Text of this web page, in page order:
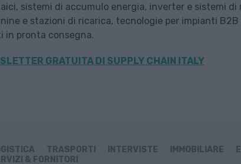
sistemi di accumulo energia, inverter e sistemi di
e stazioni di ricarica, tecnologie per impianti
in pronta consegna.
GRATUITA DI SUPPLY CHAIN ITALY
TRASPORTI INTERVISTE IMMOBILIARE
& FORNITORI